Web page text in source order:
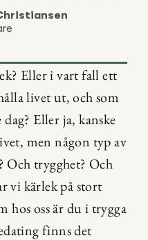
Eller i vart fall ett
livet ut, och som
Eller ja, kanske
men någon typ av
Och trygghet? Och
vi kärlek på stort
hos oss är du i trygga
finns det